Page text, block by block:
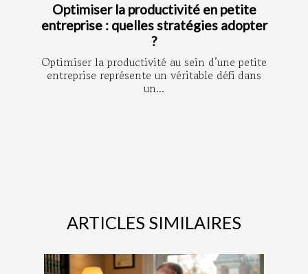
Optimiser la productivité en petite
entreprise : quelles stratégies adopter
?
Optimiser la productivité au sein d’une petite
entreprise représente un véritable défi dans
un...
ARTICLES SIMILAIRES